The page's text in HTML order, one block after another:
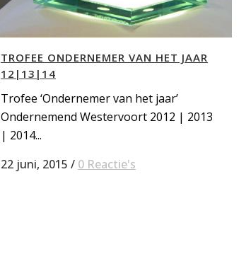
TROFEE ONDERNEMER VAN HET JAAR
12|13|14
Trofee ‘Ondernemer van het jaar’
Ondernemend Westervoort 2012 | 2013
| 2014...
22 juni, 2015 / 0 Reactie's